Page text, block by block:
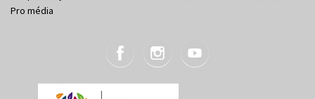
Pro média